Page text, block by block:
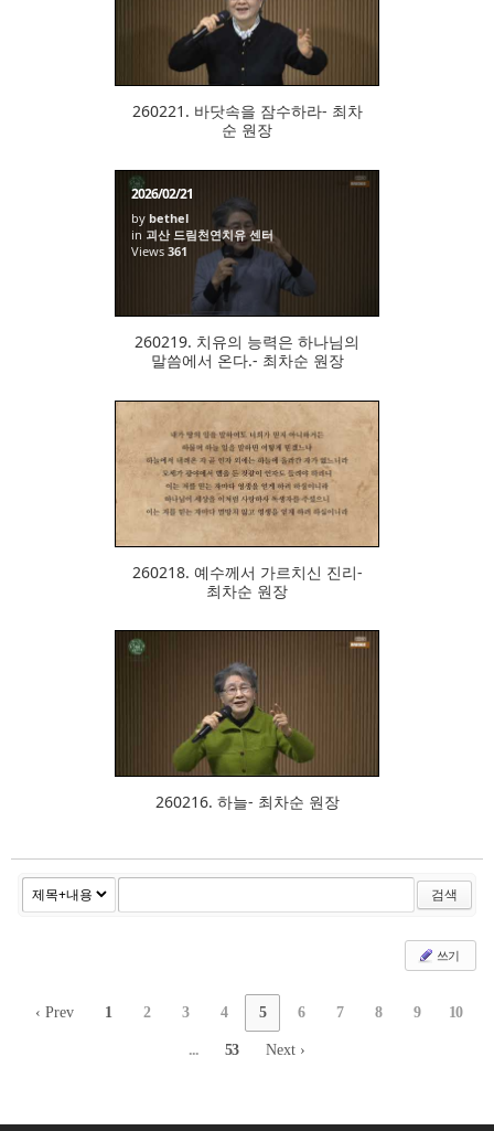
260221. 바닷속을 잠수하라- 최차
순 원장
2026/02/21
bybethel
in 괴산 드림천연치유 센터
Views361
260219. 치유의 능력은 하나님의
말씀에서 온다.- 최차순 원장
364
260218. 예수께서 가르치신 진리-
최차순 원장
260216. 하늘- 최차순 원장
검색
쓰기
‹ Prev 1 2 3 4 5 6 7 8 9 10
... 53 Next ›